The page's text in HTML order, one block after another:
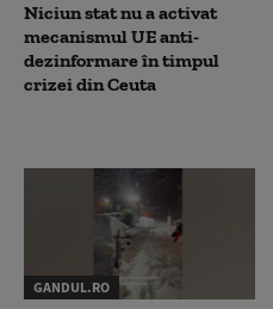
Niciun stat nu a activat
mecanismul UE anti-
dezinformare în timpul
crizei din Ceuta
GANDUL.RO